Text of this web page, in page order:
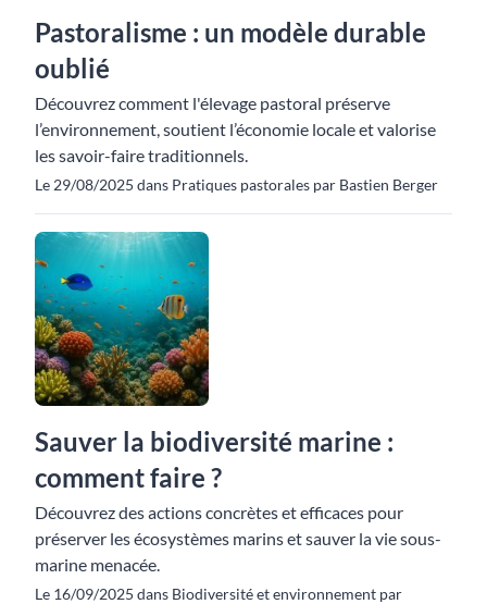
Pastoralisme : un modèle durable
oublié
Découvrez comment l'élevage pastoral préserve
l’environnement, soutient l’économie locale et valorise
les savoir-faire traditionnels.
Le 29/08/2025 dans Pratiques pastorales par Bastien Berger
Sauver la biodiversité marine :
comment faire ?
Découvrez des actions concrètes et efficaces pour
préserver les écosystèmes marins et sauver la vie sous-
marine menacée.
Le 16/09/2025 dans Biodiversité et environnement par